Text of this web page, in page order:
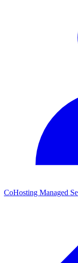
CoHosting Managed